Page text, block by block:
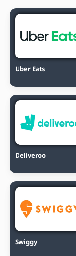
Uber Eats
Deliveroo
Swiggy